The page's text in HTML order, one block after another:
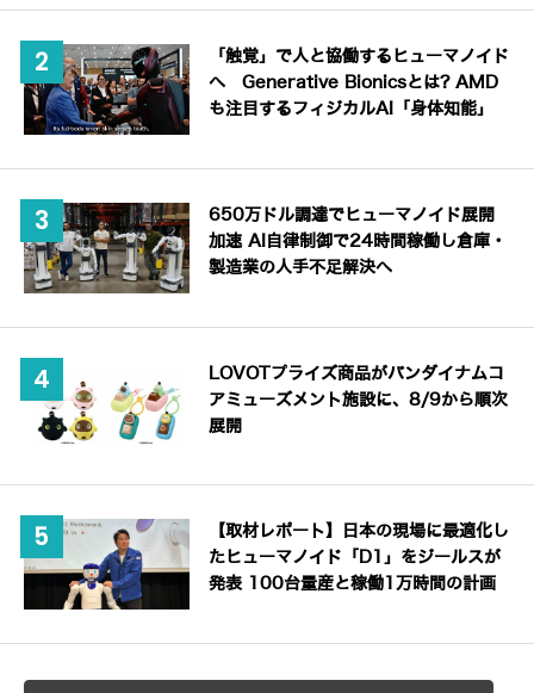
「触覚」で人と協働するヒューマノイド
へ Generative Bionicsとは? AMD
も注目するフィジカルAI「身体知能」
650万ドル調達でヒューマノイド展開
加速 AI自律制御で24時間稼働し倉庫・
製造業の人手不足解決へ
LOVOTプライズ商品がバンダイナムコ
アミューズメント施設に、8/9から順次
展開
【取材レポート】日本の現場に最適化し
たヒューマノイド「D1」をジールスが
発表 100台量産と稼働1万時間の計画